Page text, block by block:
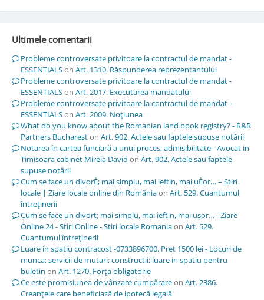
Ultimele comentarii
Probleme controversate privitoare la contractul de mandat -
ESSENTIALSon Art. 1310. Răspunderea reprezentantului
Probleme controversate privitoare la contractul de mandat -
ESSENTIALSon Art. 2017. Executarea mandatului
Probleme controversate privitoare la contractul de mandat -
ESSENTIALSon Art. 2009. Noţiunea
What do you know about the Romanian land book registry? - R&R
Partners Buchareston Art. 902. Actele sau faptele supuse notării
Notarea în cartea funciară a unui proces; admisibilitate - Avocat in
Timisoara cabinet Mirela David on Art. 902. Actele sau faptele
supuse notării
Cum se face un divorÈ; mai simplu, mai ieftin, mai uÈor… – Stiri
locale | Ziare locale online din Româniaon Art. 529. Cuantumul
întreţinerii
Cum se face un divorț; mai simplu, mai ieftin, mai ușor… - Ziare
Online 24 - Stiri Online - Stiri locale Romaniaon Art. 529.
Cuantumul întreţinerii
Luare in spatiu contracost -0733896700. Pret 1500 lei - Locuri de
munca; servicii de mutari; constructii; luare in spatiu pentru
buletin on Art. 1270. Forţa obligatorie
Ce este promisiunea de vânzare cumpărareon Art. 2386.
Creanţele care beneficiază de ipotecă legală